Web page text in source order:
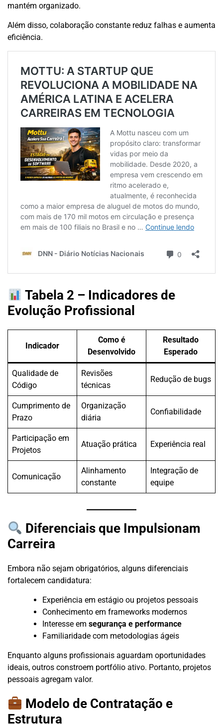
mantém organizado.
Além disso, colaboração constante reduz falhas e aumenta
eficiência.
Tabela 2 – Indicadores de
Evolução Profissional
Indicador
Como é
Desenvolvido
Resultado
Esperado
Qualidade de
Código
Revisões
técnicas
Redução de bugs
Cumprimento de
Prazo
Organização
diária
Confiabilidade
Participação em
Projetos
Atuação prática Experiência real
Comunicação
Alinhamento
constante
Integração de
equipe
Diferenciais que Impulsionam
Carreira
Embora não sejam obrigatórios, alguns diferenciais
fortalecem candidatura:
Experiência em estágio ou projetos pessoais
Conhecimento em frameworks modernos
Interesse em segurança e performance
Familiaridade com metodologias ágeis
Enquanto alguns profissionais aguardam oportunidades
ideais, outros constroem portfólio ativo. Portanto, projetos
pessoais agregam valor.
Modelo de Contratação e
Estrutura